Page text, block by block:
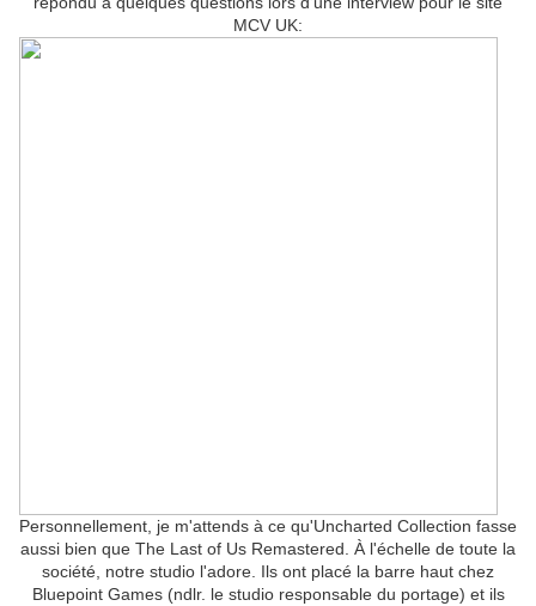
MCV UK:
Personnellement, je m'attends à ce qu'Uncharted Collection fasse
aussi bien que The Last of Us Remastered. À l'échelle de toute la
société, notre studio l'adore. Ils ont placé la barre haut chez
Bluepoint Games (ndlr. le studio responsable du portage) et ils